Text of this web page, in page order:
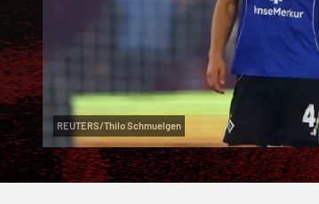
REUTERS/Thilo Schmuelgen